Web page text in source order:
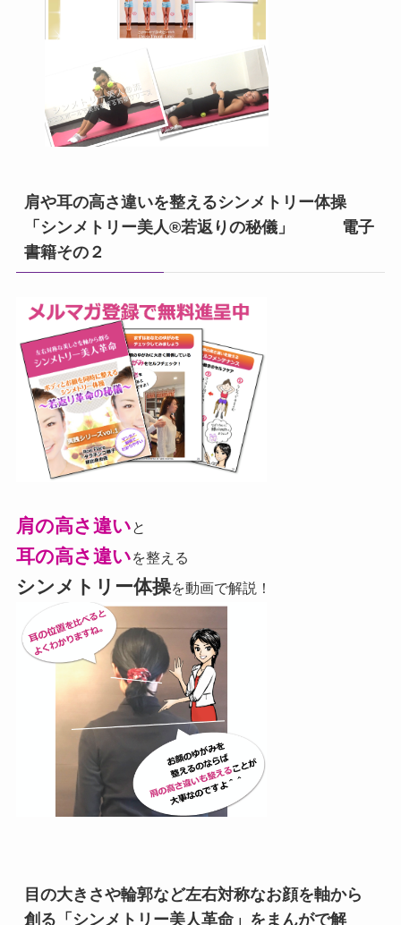
肩や耳の高さ違いを整えるシンメトリー体操
「シンメトリー美人®若返りの秘儀」 電子
書籍その２
肩の高さ違い と
耳の高さ違いを整える
シンメトリー体操を動画で解説！
目の大きさや輪郭など左右対称なお顔を軸から
創る「シンメトリー美人革命」をまんがで解